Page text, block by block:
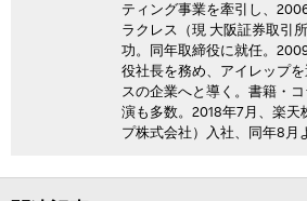
ティング事業を牽引し、
ラクレス（現 大阪証券取引
功。同年取締役に就任。
役社長を務め、アイレップ
スの企業へと導く。書籍・
演も多数。2018年7月、楽天
プ株式会社）入社、同年8月